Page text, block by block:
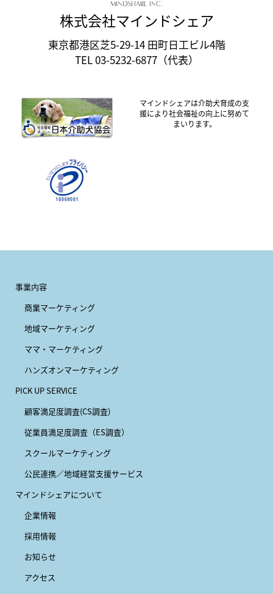
株式会社マインドシェア
東京都港区芝5-29-14 田町日工ビル4階
TEL 03-5232-6877（代表）
マインドシェアは介助犬育成の支
援により社会福祉の向上に努めて
まいります。
事業内容
商業マーケティング
地域マーケティング
ママ・マーケティング
ハンズオンマーケティング
PICK UP SERVICE
顧客満足度調査(CS調査)
従業員満足度調査（ES調査）
スクールマーケティング
公民連携／地域経営支援サービス
マインドシェアについて
企業情報
採用情報
お知らせ
アクセス